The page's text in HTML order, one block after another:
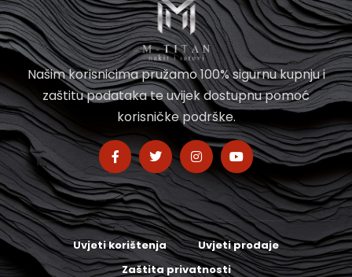
Našim korisnicima pružamo 100% sigurnu kupnju i
zaštitu podataka te uvijek dostupnu pomoć
korisničke podrške.
Uvjeti korištenja
Uvjeti prodaje
Zaštita privatnosti